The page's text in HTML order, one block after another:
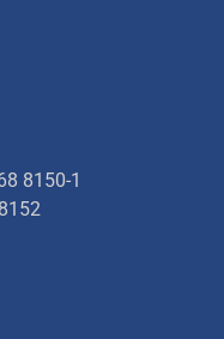
8150-1